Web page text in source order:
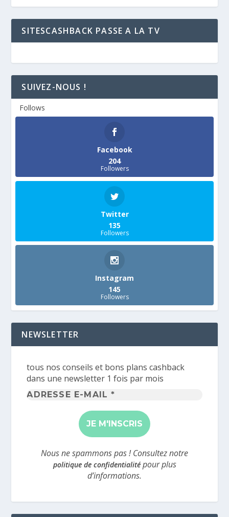
SITESCASHBACK PASSE A LA TV
SUIVEZ-NOUS !
Follows
Facebook
204
Followers
Twitter
135
Followers
Instagram
145
Followers
NEWSLETTER
tous nos conseils et bons plans cashback
dans une newsletter 1 fois par mois
Adresse
mail
*
Nous ne spammons pas ! Consultez notre
politique de confidentialitépour plus
d’informations.